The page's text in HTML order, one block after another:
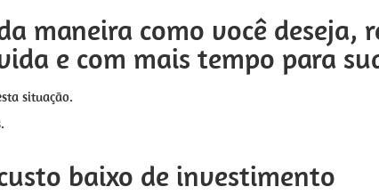
maneira como você deseja,
e com mais tempo para
situação.
baixo de investimento